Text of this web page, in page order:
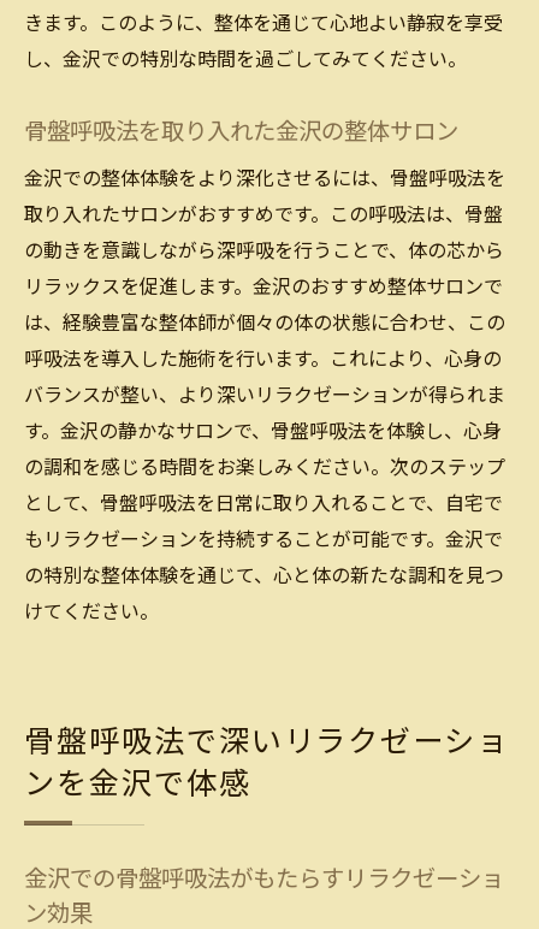
きます。このように、整体を通じて心地よい静寂を享受
し、金沢での特別な時間を過ごしてみてください。
骨盤呼吸法を取り入れた金沢の整体サロン
金沢での整体体験をより深化させるには、骨盤呼吸法を
取り入れたサロンがおすすめです。この呼吸法は、骨盤
の動きを意識しながら深呼吸を行うことで、体の芯から
リラックスを促進します。金沢のおすすめ整体サロンで
は、経験豊富な整体師が個々の体の状態に合わせ、この
呼吸法を導入した施術を行います。これにより、心身の
バランスが整い、より深いリラクゼーションが得られま
す。金沢の静かなサロンで、骨盤呼吸法を体験し、心身
の調和を感じる時間をお楽しみください。次のステップ
として、骨盤呼吸法を日常に取り入れることで、自宅で
もリラクゼーションを持続することが可能です。金沢で
の特別な整体体験を通じて、心と体の新たな調和を見つ
けてください。
骨盤呼吸法で深いリラクゼーショ
ンを金沢で体感
金沢での骨盤呼吸法がもたらすリラクゼーショ
ン効果